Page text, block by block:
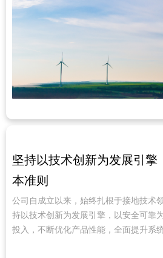
坚持以技术创新为发展引擎
本准则
公司自成立以来，始终扎根于接地技术
持以技术创新为发展引擎，以安全可靠
投入，不断优化产品性能，全面提升系